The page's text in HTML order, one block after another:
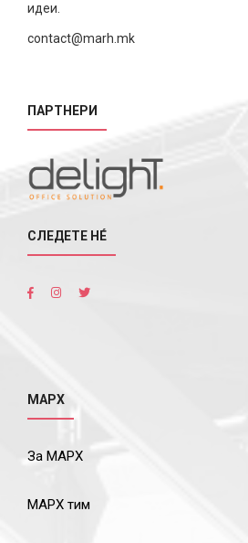
идеи.
contact@marh.mk
ПАРТНЕРИ
СЛЕДЕТЕ НÉ
МАРХ
За МАРХ
МАРХ тим